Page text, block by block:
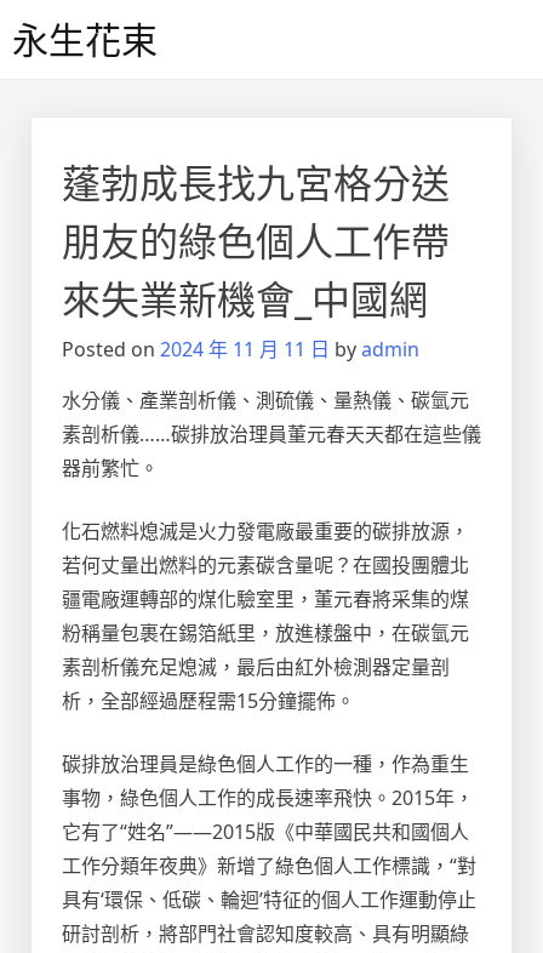
to永生花束
蓬勃成長找九宮格分送
朋友的綠色個人工作帶
來失業新機會_中國網
Posted on 2024 年 11 月 11 日 byadmin
水分儀、產業剖析儀、測硫儀、量熱儀、碳氫元
素剖析儀……碳排放治理員董元春天天都在這些儀
器前繁忙。
化石燃料熄滅是火力發電廠最重要的碳排放源，
若何丈量出燃料的元素碳含量呢？在國投團體北
疆電廠運轉部的煤化驗室里，董元春將采集的煤
粉稱量包裹在錫箔紙里，放進樣盤中，在碳氫元
素剖析儀充足熄滅，最后由紅外檢測器定量剖
析，全部經過歷程需15分鐘擺佈。
碳排放治理員是綠色個人工作的一種，作為重生
事物，綠色個人工作的成長速率飛快。2015年，
它有了“姓名”——2015版《中華國民共和國個人
工作分類年夜典》新增了綠色個人工作標識，“對
具有‘環保、低碳、輪迴’特征的個人工作運動停止
研討剖析，將部門社會認知度較高、具有明顯綠